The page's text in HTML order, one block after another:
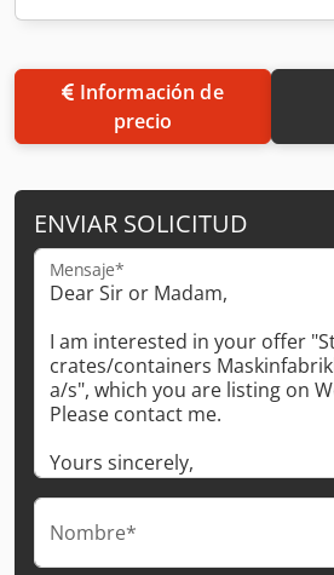
precio
ENVIAR SOLICITUD
Mensaje*
Nombre*